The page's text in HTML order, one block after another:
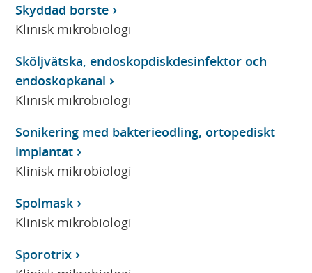
Skyddad borste
Klinisk mikrobiologi
Sköljvätska, endoskopdiskdesinfektor och
endoskopkanal
Klinisk mikrobiologi
Sonikering med bakterieodling, ortopediskt
implantat
Klinisk mikrobiologi
Spolmask
Klinisk mikrobiologi
Sporotrix